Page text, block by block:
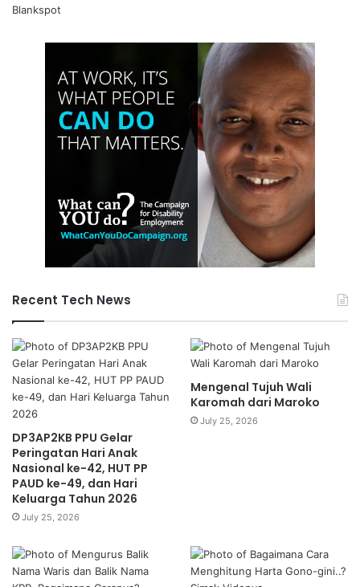
Recent Tech News
DP3AP2KB PPU Gelar
Peringatan Hari Anak
Nasional ke-42, HUT PP
PAUD ke-49, dan Hari
Keluarga Tahun 2026
July 25, 2026
Mengenal Tujuh Wali
Karomah dari Maroko
July 25, 2026